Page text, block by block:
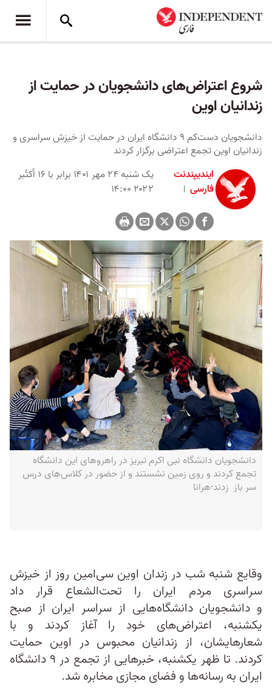
شروع اعتراض‌های دانشجویان در حمایت از
زندانیان اوین
دانشجویان دست‌کم ۹ دانشگاه ایران در حمایت از خیزش سراسری و
زندانیان اوین تجمع اعتراضی برگزار کردند
ایندیپندنت
فارسی
یک شنبه ۲۴ مهر ۱۴۰۱ برابر با ۱۶ اُکتُبر
۲۰۲۲ ۱۴:۰۰
دانشجویان دانشگاه نبی اکرم تبریز در راهروهای این دانشگاه
تجمع کردند و روی زمین نشستند و از حضور در کلاس‌های درس
سر باز زدند-هرانا
وقایع شنبه شب در زندان اوین سی‌امین روز از خیزش
سراسری مردم ایران را تحت‌الشعاع قرار داد
و دانشجویان دانشگاه‌هایی از سراسر ایران از صبح
یکشنبه، اعتراض‌های خود را آغاز کردند و با
شعارهایشان، از زندانیان محبوس در اوین حمایت
کردند. تا ظهر یکشنبه، خبرهایی از تجمع در ۹ دانشگاه
ایران به رسانه‌‎ها و فضای مجازی مخابره شد.